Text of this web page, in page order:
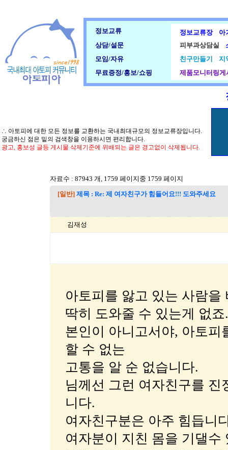
정보교류 정보교류장
아
상담/설문
피부과상담실
모임/자유
친구만들기
지
무료증정/홍보/쇼핑
제품모니터링게
∴ 아토피에 대한 모든 정보를 교환하는 국내최대규모의 정보교류장입니다.
궁금하신 점은 밑의 검색창을 이용하시면 편리합니다.
광고, 홍보성 글등 게시물 삭제기준에 위배되는 글은 경고없이 삭제됩니다.
자료수 : 87943 개, 1759 페이지중 1759 페이지
[일반] 제목 : Re: 제 여자친구가 힘들어요!!! 도와주세요
김재성
아토피를 앓고 있는 사람
딱히 도와줄 수 있는게 없죠
본인이 아니고서야, 아토
할 수 없는
고통을 알 순 없습니다.
님께선 그런 여자친구를
니다.
여자친구분은 아주 힘듭니
여자분이 지친 몸을 기댈수